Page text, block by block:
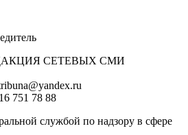
СЕТЕВЫХ СМИ
751 78 88
службой по надзору в сфере